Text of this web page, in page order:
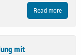
Read more
mit